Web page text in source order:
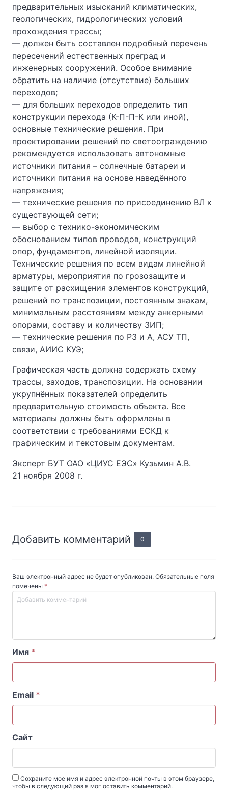
предварительных изысканий климатических,
геологических, гидрологических условий
прохождения трассы;
— должен быть составлен подробный перечень
пересечений естественных преград и
инженерных сооружений. Особое внимание
обратить на наличие (отсутствие) больших
переходов;
— для больших переходов определить тип
конструкции перехода (К-П-П-К или иной),
основные технические решения. При
проектировании решений по светоограждению
рекомендуется использовать автономные
источники питания – солнечные батареи и
источники питания на основе наведённого
напряжения;
— технические решения по присоединению ВЛ к
существующей сети;
— выбор с технико-экономическим
обоснованием типов проводов, конструкций
опор, фундаментов, линейной изоляции.
Технические решения по всем видам линейной
арматуры, мероприятия по грозозащите и
защите от расхищения элементов конструкций,
решений по транспозиции, постоянным знакам,
минимальным расстояниям между анкерными
опорами, составу и количеству ЗИП;
— технические решения по РЗ и А, АСУ ТП,
связи, АИИС КУЭ;
Графическая часть должна содержать схему
трассы, заходов, транспозиции. На основании
укрупнённых показателей определить
предварительную стоимость объекта. Все
материалы должны быть оформлены в
соответствии с требованиями ЕСКД к
графическим и текстовым документам.
Эксперт БУТ ОАО «ЦИУС ЕЭС» Кузьмин А.В.
21 ноября 2008 г.
Добавить комментарий 0
Ваш электронный адрес не будет опубликован. Обязательные поля
помечены *
Имя *
Email *
Сайт
Сохраните мое имя и адрес электронной почты в этом браузере,
чтобы в следующий раз я мог оставить комментарий.